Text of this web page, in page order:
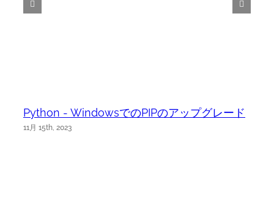
Python - WindowsでのPIPのアップグレード
11月 15th, 2023